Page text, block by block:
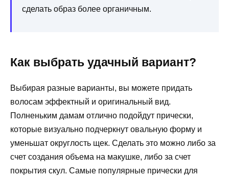
сделать образ более органичным.
Как выбрать удачный вариант?
Выбирая разные варианты, вы можете придать
волосам эффектный и оригинальный вид.
Полненьким дамам отлично подойдут прически,
которые визуально подчеркнут овальную форму и
уменьшат округлость щек. Сделать это можно либо за
счет создания объема на макушке, либо за счет
покрытия скул. Самые популярные прически для